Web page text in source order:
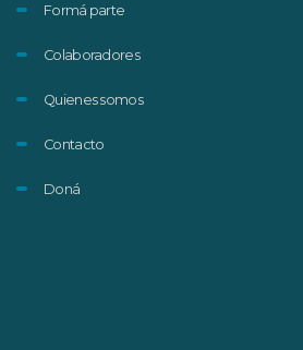
Formá parte
Colaboradores
Quienes somos
Contacto
Doná